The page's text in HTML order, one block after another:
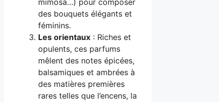
mimosa…) pour composer
des bouquets élégants et
féminins.
Les orientaux : Riches et
opulents, ces parfums
mêlent des notes épicées,
balsamiques et ambrées à
des matières premières
rares telles que l’encens, la